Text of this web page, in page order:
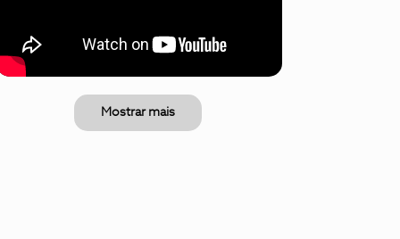
Mostrar mais